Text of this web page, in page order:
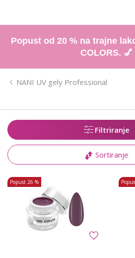
Popust od 20 % na trajne
COLORS. 💅
NANI UV gely Professional
Filtriranje
Sortiranje
Popust 26 %